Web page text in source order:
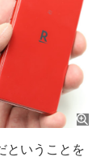
ということを